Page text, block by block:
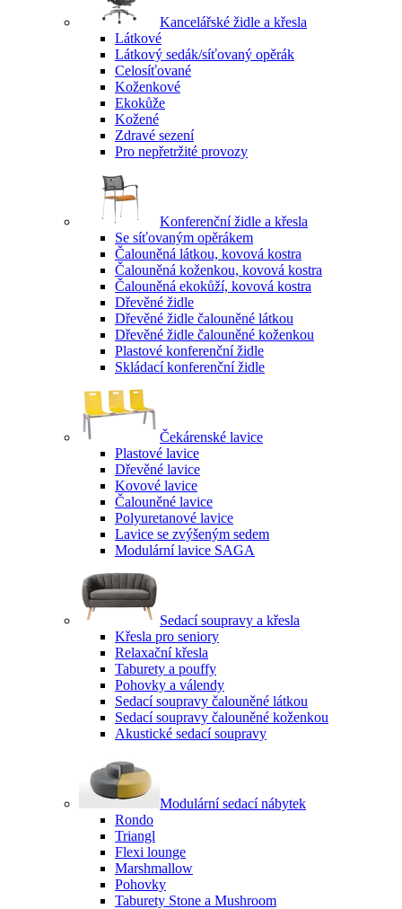
Kancelářské židle a křesla
Látkové
Látkový sedák/síťovaný opěrák
Celosíťované
Koženkové
Ekokůže
Kožené
Zdravé sezení
Pro nepřetržité provozy
Konferenční židle a křesla
Se síťovaným opěrákem
Čalouněná látkou, kovová kostra
Čalouněná koženkou, kovová kostra
Čalouněná ekokůží, kovová kostra
Dřevěné židle
Dřevěné židle čalouněné látkou
Dřevěné židle čalouněné koženkou
Plastové konferenční židle
Skládací konferenční židle
Čekárenské lavice
Plastové lavice
Dřevěné lavice
Kovové lavice
Čalouněné lavice
Polyuretanové lavice
Lavice se zvýšeným sedem
Modulární lavice SAGA
Sedací soupravy a křesla
Křesla pro seniory
Relaxační křesla
Taburety a pouffy
Pohovky a válendy
Sedací soupravy čalouněné látkou
Sedací soupravy čalouněné koženkou
Akustické sedací soupravy
Modulární sedací nábytek
Rondo
Triangl
Flexi lounge
Marshmallow
Pohovky
Taburety Stone a Mushroom